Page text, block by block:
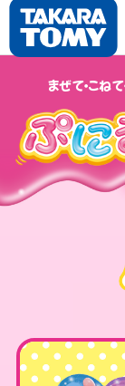
まぜて・こね